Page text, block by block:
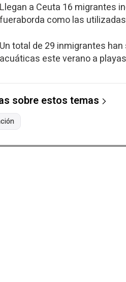
Llegan a Ceuta 16 migrantes
fueraborda como las
Un total de 29 inmigrantes
acuáticas este verano a
sobre estos temas